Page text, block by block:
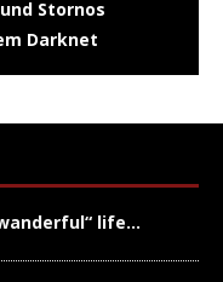
Stornos
Darknet
life…